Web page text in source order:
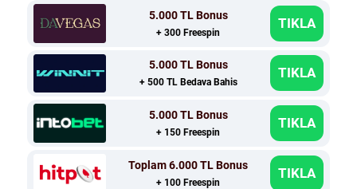
5.000 TL Bonus
+ 300 Freespin
TIKLA
5.000 TL Bonus
+ 500 TL Bedava Bahis
TIKLA
5.000 TL Bonus
+ 150 Freespin
TIKLA
Toplam 6.000 TL Bonus
+ 100 Freespin
TIKLA